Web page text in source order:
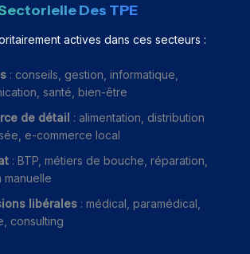
Des TPE
actives dans ces secteurs :
: conseils, gestion, informatique,
santé, bien-être
de détail : alimentation, distribution
e-commerce local
: BTP, métiers de bouche, réparation,
manuelle
libérales : médical, paramédical,
consulting